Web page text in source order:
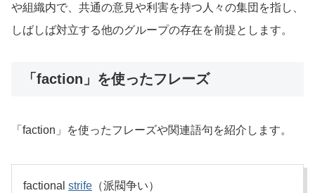
や組織内で、共通の意見や利害を持つ人々の集団を指し、
しばしば対立する他のグループの存在を前提とします。
「faction」を使ったフレーズ
「faction」を使ったフレーズや関連語句を紹介します。
factional strife （派閥争い）